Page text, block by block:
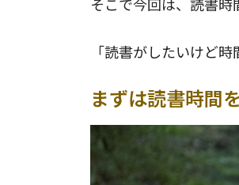
「読書がしたいけど
まずは読書時間